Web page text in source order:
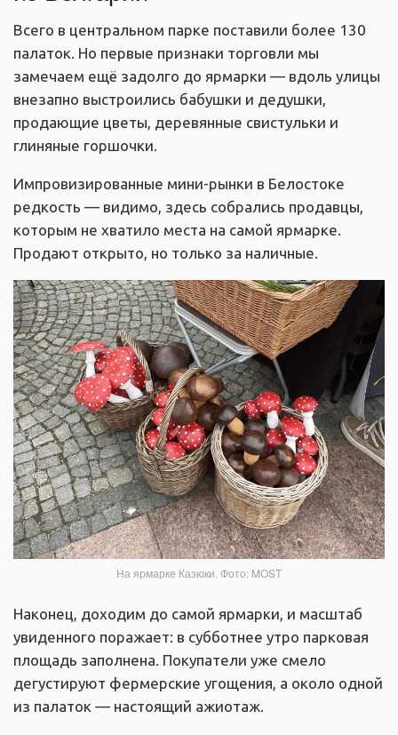
Всего в центральном парке поставили более 130
палаток. Но первые признаки торговли мы
замечаем ещё задолго до ярмарки — вдоль улицы
внезапно выстроились бабушки и дедушки,
продающие цветы, деревянные свистульки и
глиняные горшочки.
Импровизированные мини-рынки в Белостоке
редкость — видимо, здесь собрались продавцы,
которым не хватило места на самой ярмарке.
Продают открыто, но только за наличные.
На ярмарке Казюки. Фото: MOST
Наконец, доходим до самой ярмарки, и масштаб
увиденного поражает: в субботнее утро парковая
площадь заполнена. Покупатели уже смело
дегустируют фермерские угощения, а около одной
из палаток — настоящий ажиотаж.